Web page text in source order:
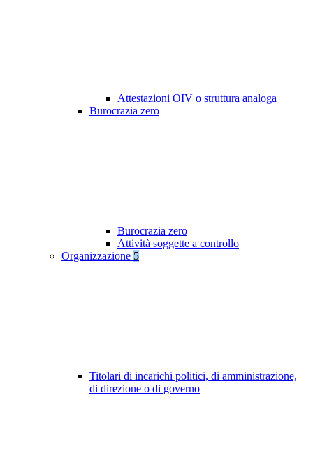
Attestazioni OIV o struttura analoga
Burocrazia zero
Burocrazia zero
Attività soggette a controllo
Organizzazione 5
Titolari di incarichi politici, di amministrazione,
di direzione o di governo